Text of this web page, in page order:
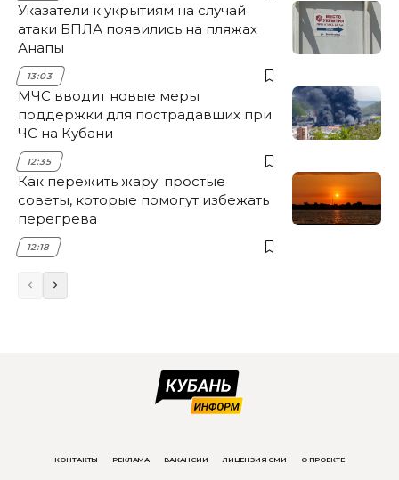
Указатели к укрытиям на случай
атаки БПЛА появились на пляжах
Анапы
13:03
МЧС вводит новые меры
поддержки для пострадавших при
ЧС на Кубани
12:35
Как пережить жару: простые
советы, которые помогут избежать
перегрева
12:18
КОНТАКТЫ РЕКЛАМА ВАКАНСИИ ЛИЦЕНЗИЯ СМИ О ПРОЕКТЕ